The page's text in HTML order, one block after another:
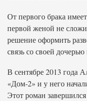
От первого брака
первой женой не
решение оформить
связь со своей
В сентябре 2013 года
«Дом-2» и у него
Этот роман